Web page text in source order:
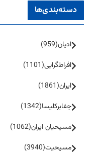
دسته‌بندی‌ها
ادیان(959)
افراط‌گرایی(1101)
ایران(1861)
جفا‌بر‌کلیسا(1342)
مسیحیان ایران(1062)
مسیحیت(3940)